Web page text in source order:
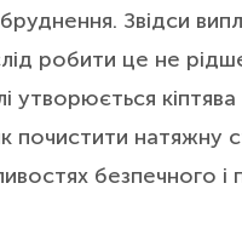
Звідси
робити це не
утворюється
почистити
безпечного і